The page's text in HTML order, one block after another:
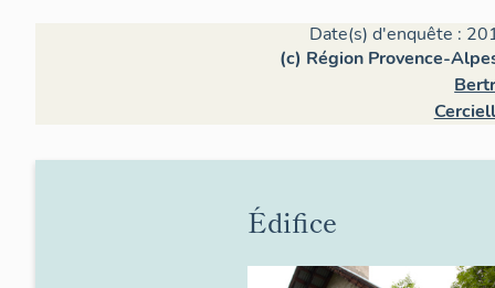
Date(s) d'enquête :
(c) Région Provence-
Édifice